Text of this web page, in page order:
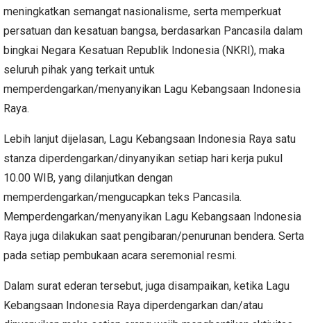
meningkatkan semangat nasionalisme, serta memperkuat
persatuan dan kesatuan bangsa, berdasarkan Pancasila dalam
bingkai Negara Kesatuan Republik Indonesia (NKRI), maka
seluruh pihak yang terkait untuk
memperdengarkan/menyanyikan Lagu Kebangsaan Indonesia
Raya.
Lebih lanjut dijelasan, Lagu Kebangsaan Indonesia Raya satu
stanza diperdengarkan/dinyanyikan setiap hari kerja pukul
10.00 WIB, yang dilanjutkan dengan
memperdengarkan/mengucapkan teks Pancasila.
Memperdengarkan/menyanyikan Lagu Kebangsaan Indonesia
Raya juga dilakukan saat pengibaran/penurunan bendera. Serta
pada setiap pembukaan acara seremonial resmi.
Dalam surat ederan tersebut, juga disampaikan, ketika Lagu
Kebangsaan Indonesia Raya diperdengarkan dan/atau